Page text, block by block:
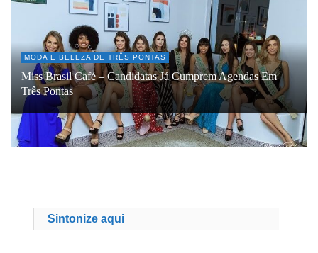
MODA E BELEZA DE TRÊS PONTAS
Miss Brasil Café – Candidatas Já Cumprem Agendas Em
Três Pontas
Sintonize aqui